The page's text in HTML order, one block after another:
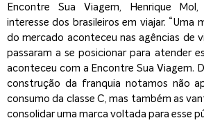
Encontre Sua Viagem, Henrique
interesse dos brasileiros em viajar. “Uma
do mercado aconteceu nas agências de
passaram a se posicionar para atender
aconteceu com a Encontre Sua Viagem.
construção da franquia notamos não
consumo da classe C, mas também as
consolidar uma marca voltada para esse